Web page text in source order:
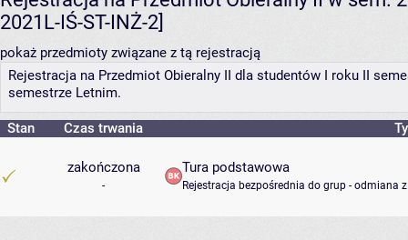
2021L-IŚ-ST-INŻ-2]
pokaż przedmioty związane z tą rejestracją
Rejestracja na Przedmiot Obieralny II dla studentów I roku II
semestrze Letnim.
Stan Czas trwania
zakończona
-
Tura podstawowa
Rejestracja bezpośrednia do grup - odmiana